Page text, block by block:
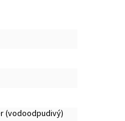
(vodoodpudivý)